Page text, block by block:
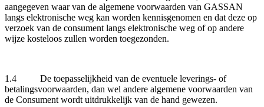
aangegeven waar van de algemene voorwaarden van GASSAN
langs elektronische weg kan worden kennisgenomen en dat deze op
verzoek van de consument langs elektronische weg of op andere
wijze kosteloos zullen worden toegezonden.
1.4 De toepasselijkheid van de eventuele leverings- of
betalingsvoorwaarden, dan wel andere algemene voorwaarden van
de Consument wordt uitdrukkelijk van de hand gewezen.